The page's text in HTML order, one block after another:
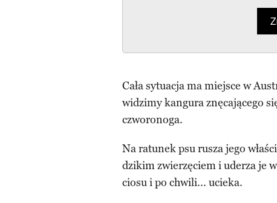
Cała sytuacja ma miejsce w
widzimy kangura znęcającego
czworonoga.
Na ratunek psu rusza jego
dzikim zwierzęciem i uderza je
ciosu i po chwili... ucieka.